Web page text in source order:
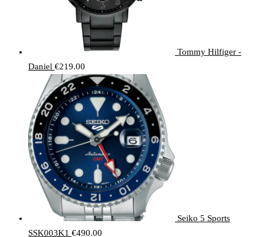
Tommy Hilfiger -
Daniel €219.00
Seiko 5 Sports
SSK003K1 €490.00